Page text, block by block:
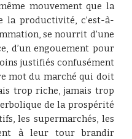
mouvement que la
la productivité, c’est-à-
se nourrit d’une
d’un engouement pour
justifiés confusément
mot du marché qui doit
trop riche, jamais trop
de la prospérité
les supermarchés, les
à leur tour brandir